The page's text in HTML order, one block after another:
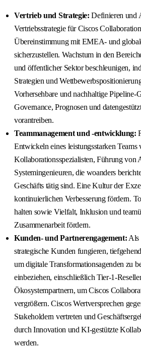
Vertrieb und Strategie: Definieren und
Vertriebsstrategie für Ciscos
Übereinstimmung mit EMEA- und
sicherzustellen. Wachstum in den
und öffentlicher Sektor beschleunigen,
Strategien und
Vorhersehbare und nachhaltige Pipeline-
Governance, Prognosen und
vorantreiben.
Teammanagement und -entwicklung:
Entwickeln eines leistungsstarken Teams
Kollaborationsspezialisten, Führung von
Systemingenieuren, die woanders
Geschäfts tätig sind. Eine Kultur der
kontinuierlichen Verbesserung fördern.
halten sowie Vielfalt, Inklusion und
Zusammenarbeit fördern.
Kunden- und Partnerengagement: Als
strategische Kunden fungieren,
um digitale Transformationsagenden zu
einbeziehen, einschließlich Tier-1-
Ökosystempartnern, um Ciscos
vergrößern. Ciscos Wertversprechen
Stakeholdern vertreten und
durch Innovation und KI-gestützte
werden.